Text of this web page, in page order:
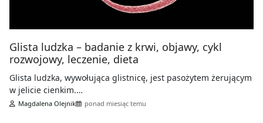
Glista ludzka – badanie z krwi, objawy, cykl
rozwojowy, leczenie, dieta
Glista ludzka, wywołująca glistnicę, jest pasożytem żerującym
w jelicie cienkim.…
Magdalena Olejnik ponad miesiąc temu